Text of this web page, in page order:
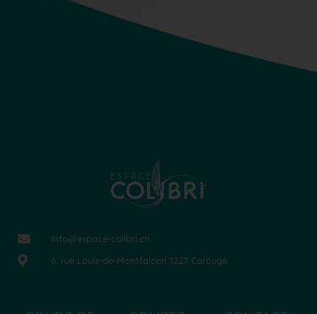
info@espace-colibri.ch
6, rue Louis-de-Montfalcon 1227 Carouge